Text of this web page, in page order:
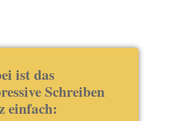
ist das
Schreiben
einfach: